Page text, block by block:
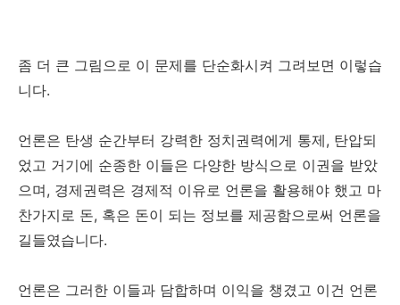
좀 더 큰 그림으로 이 문제를 단순화시켜 그려보면 이렇습
니다.
언론은 탄생 순간부터 강력한 정치권력에게 통제, 탄압되
었고 거기에 순종한 이들은 다양한 방식으로 이권을 받았
으며, 경제권력은 경제적 이유로 언론을 활용해야 했고 마
찬가지로 돈, 혹은 돈이 되는 정보를 제공함으로써 언론을
길들였습니다.
언론은 그러한 이들과 담합하며 이익을 챙겼고 이건 언론